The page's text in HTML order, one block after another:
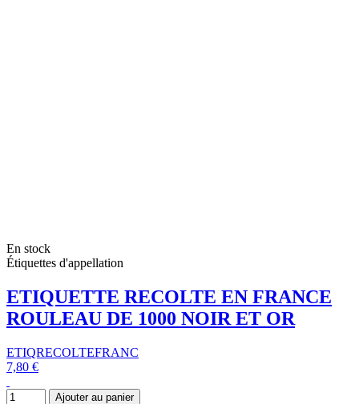
En stock
Étiquettes d'appellation
ETIQUETTE RECOLTE EN FRANCE
ROULEAU DE 1000 NOIR ET OR
ETIQRECOLTEFRANC
7,80 €
Ajouter au panier